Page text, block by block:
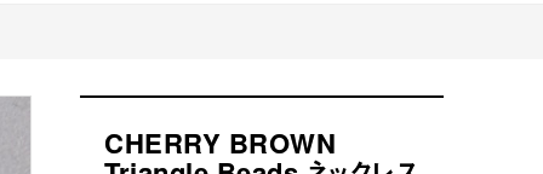
CHERRY BROWN